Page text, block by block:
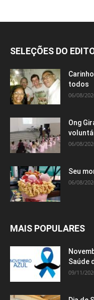
SELEÇÕES DO
todos
06/08/
Ong
06/08/
Seu
06/08/
MAIS POPULARES
Saúde
09/11/